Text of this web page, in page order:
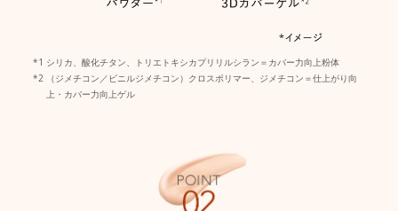
シリカ、酸化チタン、トリエトキシカプリリルシラン＝カバー力向上粉体
（ジメチコン／ビニルジメチコン）クロスポリマー、ジメチコン＝仕上がり向
上・カバー力向上ゲル